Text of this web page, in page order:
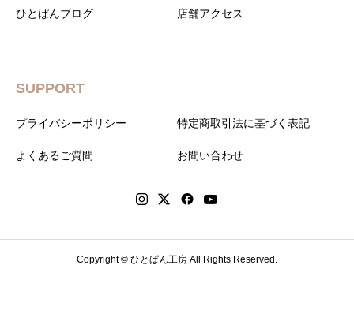
ひとぱんブログ 店舗アクセス
SUPPORT
プライバシーポリシー 特定商取引法に基づく表記
よくあるご質問 お問い合わせ
Copyright © ひとぱん工房 All Rights Reserved.